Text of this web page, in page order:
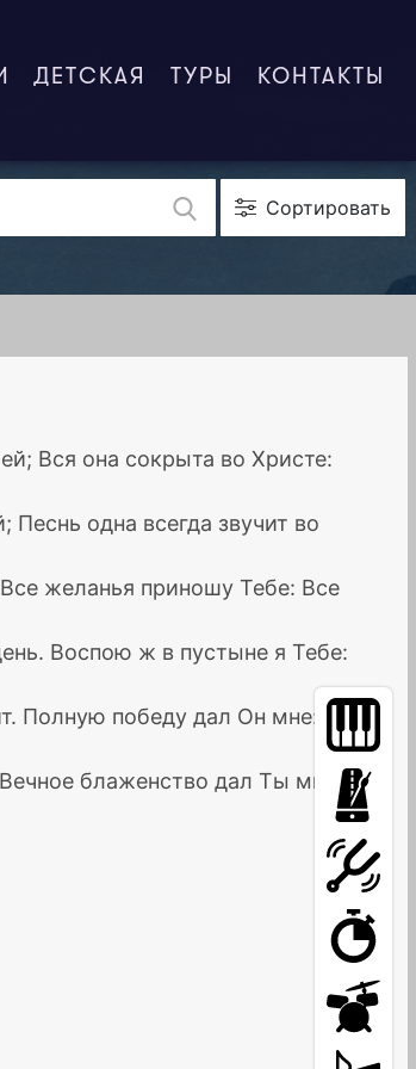
ДЕТСКАЯ ТУРЫ КОНТАКТЫ
Сортировать
Вся она сокрыта во Христе:
одна всегда звучит во
желанья приношу Тебе: Все
Воспою ж в пустыне я Тебе:
Полную победу дал Он мне: Все
блаженство дал Ты мне: